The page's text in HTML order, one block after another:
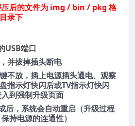
压后的文件为 img / bin / pkg 格
录下
USB端口
并拔掉插头断电
不放，插上电源插头通电、观察
指示灯快闪后或TV指示灯快闪
到强制升级页面
后，系统会自动重启（升级过程
持电源的连通性）